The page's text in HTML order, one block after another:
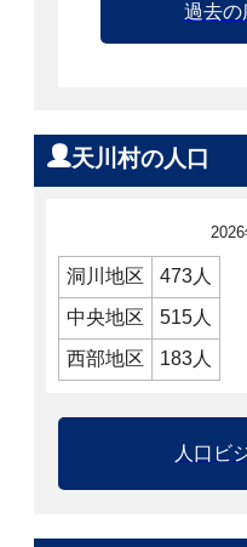
過去の
天川村の人口
洞川地区
473人
中央地区
515人
西部地区
183人
人口ビ